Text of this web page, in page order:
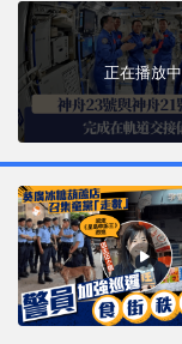
正在播放中